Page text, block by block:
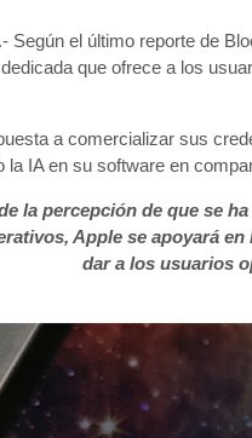
Según el último reporte de
que ofrece a los
a comercializar sus
la IA en su software en
la percepción de que se
Apple se apoyará
dar a los usuarios